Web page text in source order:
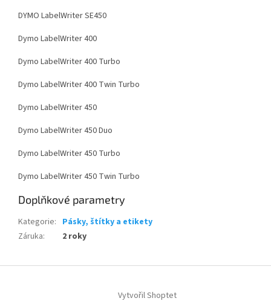
DYMO LabelWriter SE450
Dymo LabelWriter 400
Dymo LabelWriter 400 Turbo
Dymo LabelWriter 400 Twin Turbo
Dymo LabelWriter 450
Dymo LabelWriter 450 Duo
Dymo LabelWriter 450 Turbo
Dymo LabelWriter 450 Twin Turbo
Doplňkové parametry
Kategorie: Pásky, štítky a etikety
Záruka: 2 roky
Vytvořil Shoptet